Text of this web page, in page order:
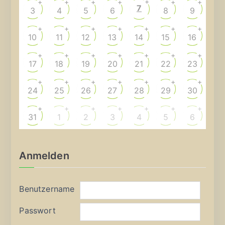
3
+
4
+
5
+
6
+
7 8
+
9
+
10
+
11
+
12
+
13
+
14
+
15
+
16
+
17
+
18
+
19
+
20
+
21
+
22
+
23
+
24
+
25
+
26
+
27
+
28
+
29
+
30
+
31
+
1
+
2
+
3
+
4
+
5
+
6
+
Anmelden
Benutzername
Passwort